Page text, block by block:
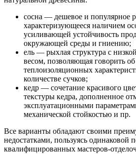
сосна — дешевое и популярное
характеризующееся наличием
усиливающей устойчивость
окружающей среды и гниению;
ель — рыхлая структура с
весом, позволяющая говорить
теплоизоляционных
количестве сучков;
кедр — сочетание красивого
текстуры кедра, дополненное
эксплуатационными
механической стойкостью и пр.
Все варианты обладают своими
недостатками, пользуясь одинаковой
квалифицированных мастеров-